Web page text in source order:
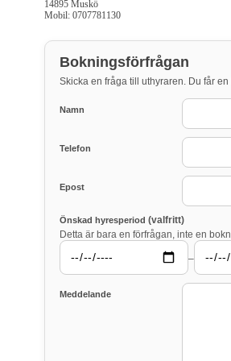
14895 Muskö
Mobil: 0707781130
Bokningsförfrågan
Skicka en fråga till uthyraren. Du får
Namn
Telefon
Epost
Önskad hyresperiod (valfritt)
Detta är bara en förfrågan, inte en
–
Meddelande